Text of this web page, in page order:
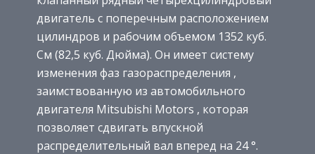
двигатель с поперечным расположением
цилиндров и рабочим объемом 1352 куб.
См (82,5 куб. Дюйма). Он имеет систему
изменения фаз газораспределения ,
заимствованную из автомобильного
двигателя Mitsubishi Motors , которая
позволяет сдвигать впускной
распределительный вал вперед на 24 °.